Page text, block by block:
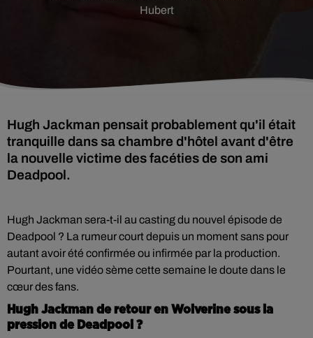
Hubert
Hugh Jackman pensait probablement qu'il était
tranquille dans sa chambre d'hôtel avant d'être
la nouvelle victime des facéties de son ami
Deadpool.
Hugh Jackman sera-t-il au casting du nouvel épisode de
Deadpool ? La rumeur court depuis un moment sans pour
autant avoir été confirmée ou infirmée par la production.
Pourtant, une vidéo sème cette semaine le doute dans le
cœur des fans.
Hugh Jackman de retour en Wolverine sous la
pression de Deadpool ?